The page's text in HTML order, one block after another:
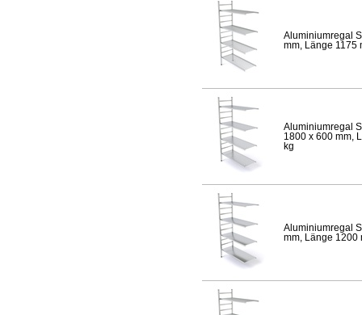
Aluminiumregal
mm, Länge 1175
Aluminiumregal
1800 x 600 mm,
kg
Aluminiumregal
mm, Länge 1200